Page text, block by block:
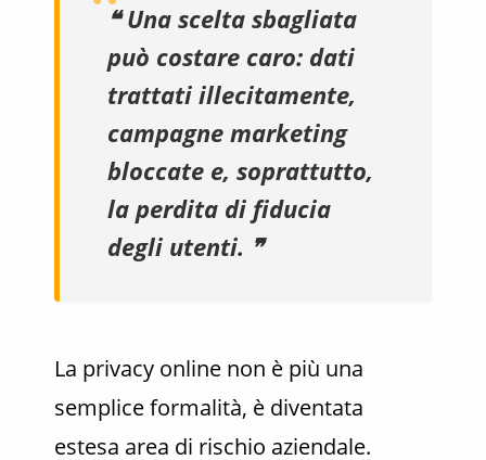
❝ Una scelta sbagliata
può costare caro: dati
trattati illecitamente,
campagne marketing
bloccate e, soprattutto,
la perdita di fiducia
degli utenti. ❞
La privacy online non è più una
semplice formalità, è diventata
estesa area di rischio aziendale.